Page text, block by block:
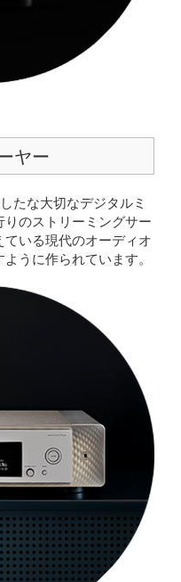
ヤー
たな大切なデジタルミ
のストリーミングサー
いる現代のオーディオ
うに作られています。